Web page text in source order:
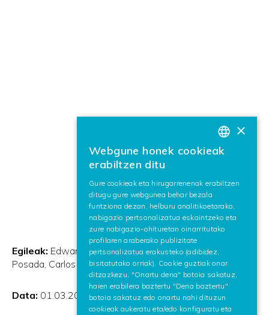
Egileak: Edward Szczerbicki, Manuel Graña, Jorge
Posada, Carlos Toro
Data: 01.03.2013
BASQUE
×
Webgune honek cookieak
erabiltzen ditu
Gure cookieak eta hirugarrenenak erabiltzen
ditugu gure webgunea behar bezala
funtziona dezan, helburu analitikoetarako,
nabigazio pertsonalizatua eskaintzeko eta
zure nabigazio-ohituretan oinarritutako
profilaren araberako publizitate
pertsonalizatua erakusteko (adibidez,
bisitatutako orriak). Cookie guztiak onar
ditzazkezu, "Onartu dena" botoia sakatuz,
haien erabilera baztertu "Dena baztertu"
botoia sakatuz edo onartu nahi dituzun
cookieak aukeratu eta/edo konfiguratu eta